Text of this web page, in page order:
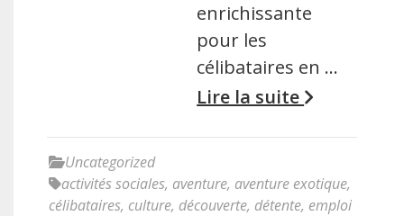
enrichissante
pour les
célibataires en …
Lire la suite
Uncategorized
activités sociales, aventure, aventure exotique,
célibataires, culture, découverte, détente, emploi